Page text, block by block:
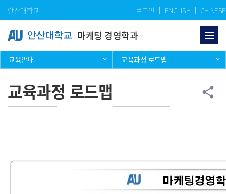
Skip Menu
안산대학교 로그인 ENGLISH CHINESE
마케팅 경영학과
교육안내 교육과정 로드맵
교육과정 로드맵 공
share